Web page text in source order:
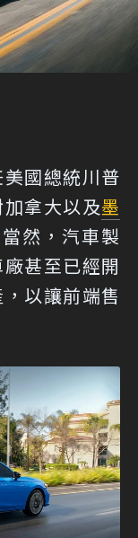
國總統川普
拿大以及墨
當然，汽車製
甚至已經開
以讓前端售